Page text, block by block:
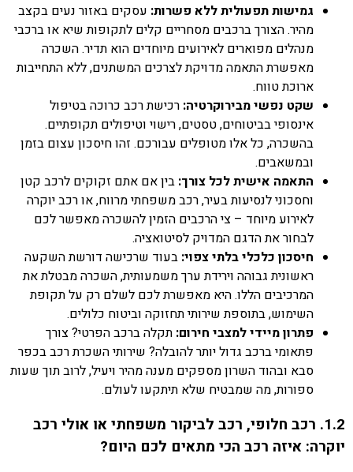
גמישות תפעולית ללא פשרות: עסקים באזור נעים בקצב
מהיר. הצורך ברכבים מסחריים קלים לתקופות שיא או ברכבי
מנהלים מפוארים לאירועים מיוחדים הוא תדיר. השכרה
מאפשרת התאמה מדויקת לצרכים המשתנים, ללא התחייבות
ארוכת טווח.
שקט נפשי מבירוקרטיה: רכישת רכב כרוכה בטיפול
אינסופי בביטוחים, טסטים, רישוי וטיפולים תקופתיים.
בהשכרה, כל אלו מטופלים עבורכם. זהו חיסכון עצום בזמן
ובמשאבים.
התאמה אישית לכל צורך: בין אם אתם זקוקים לרכב קטן
וחסכוני לנסיעות בעיר, רכב משפחתי מרווח, או רכב יוקרה
לאירוע מיוחד – צי הרכבים הזמין להשכרה מאפשר לכם
לבחור את הדגם המדויק לסיטואציה.
חיסכון כלכלי בלתי צפוי: בעוד שרכישה דורשת השקעה
ראשונית גבוהה וירידת ערך משמעותית, השכרה מבטלת את
המרכיבים הללו. היא מאפשרת לכם לשלם רק על תקופת
השימוש, בתוספת שירותי תחזוקה וביטוח כלולים.
פתרון מיידי למצבי חירום: תקלה ברכב הפרטי? צורך
פתאומי ברכב גדול יותר להובלה? שירותי השכרת רכב בכפר
סבא ובהוד השרון מספקים מענה מהיר ויעיל, לרוב תוך שעות
ספורות, מה שמבטיח שלא תיתקעו לעולם.
1.2. רכב חלופי, רכב לביקור משפחתי או אולי רכב
יוקרה: איזה רכב הכי מתאים לכם היום?